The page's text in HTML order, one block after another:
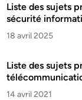
Liste des sujets
sécurité
18 avril 2025
Liste des sujets
14 avril 2021